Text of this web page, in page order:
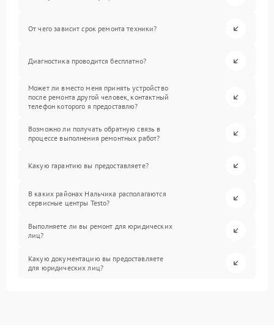
От чего зависит срок ремонта техники?
Диагностика проводится бесплатно?
Может ли вместо меня принять устройство
после ремонта другой человек, контактный
телефон которого я предоставлю?
Возможно ли получать обратную связь в
процессе выполнения ремонтных работ?
Какую гарантию вы предоставляете?
В каких районах Нальчика располагаются
сервисные центры Testo?
Выполняете ли вы ремонт для юридических
лиц?
Какую документацию вы предоставляете
для юридических лиц?